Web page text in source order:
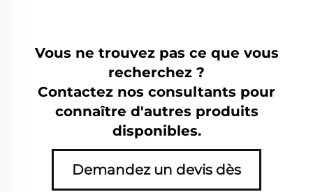
Vous ne trouvez pas ce que vous
recherchez ?
Contactez nos consultants pour
connaître d'autres produits
disponibles.
Demandez un devis dès